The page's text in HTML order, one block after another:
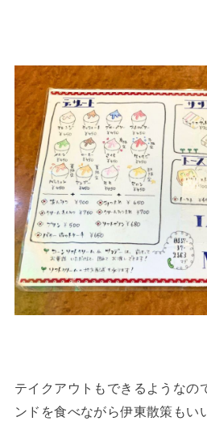
テイクアウトもできるようなの
ンドを食べながら伊東散策もい